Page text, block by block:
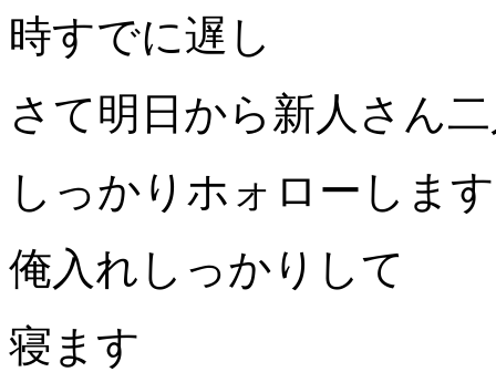
時すでに遅し
さて明日から新人さん
しっかりホォローします
俺入れしっかりして
寝ます